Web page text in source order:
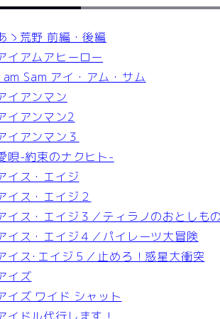
ゝ荒野 前編・後編
イアムアヒーロー
am Sam アイ・アム・サム
イアンマン
イアンマン2
イアンマン３
唄-約束のナクヒト-
イス・エイジ
イス・エイジ２
イス・エイジ３／ティラノのおとしも
イス・エイジ４／パイレーツ大冒険
イス･エイジ５／止めろ！惑星大衝突
イズ
イズ ワイド シャット